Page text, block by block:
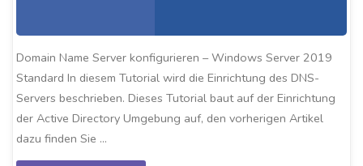
Domain Name Server konfigurieren – Windows Server 2019
Standard In diesem Tutorial wird die Einrichtung des DNS-
Servers beschrieben. Dieses Tutorial baut auf der Einrichtung
der Active Directory Umgebung auf, den vorherigen Artikel
dazu finden Sie …